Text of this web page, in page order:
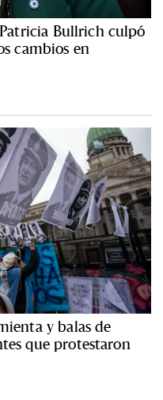
Bullrich culpó
cambios en
y balas de
que protestaron